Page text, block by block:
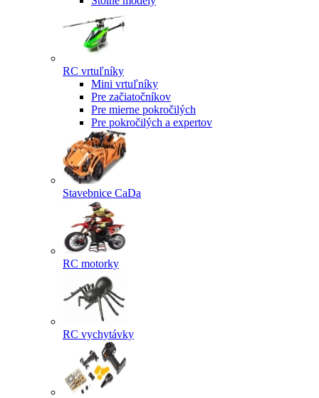
RC vrtuľníky
Mini vrtuľníky
Pre začiatočníkov
Pre mierne pokročilých
Pre pokročilých a expertov
Stavebnice CaDa
RC motorky
RC vychytávky